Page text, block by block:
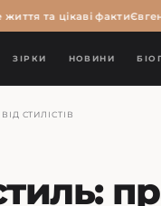
та цікаві фактиЄвген
ЗІРКИ НОВИНИ
СТИЛІСТІВ